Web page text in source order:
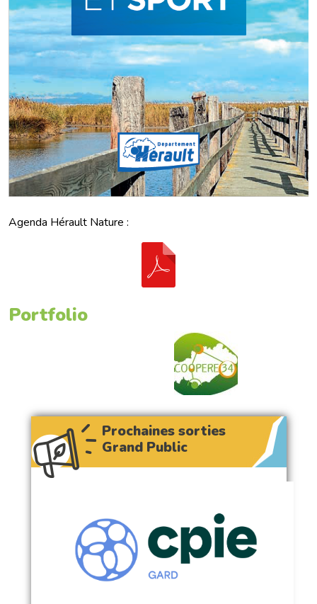
Agenda Hérault Nature :
Portfolio
Prochaines sorties
Grand Public